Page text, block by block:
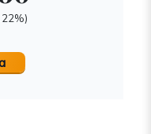
22%)